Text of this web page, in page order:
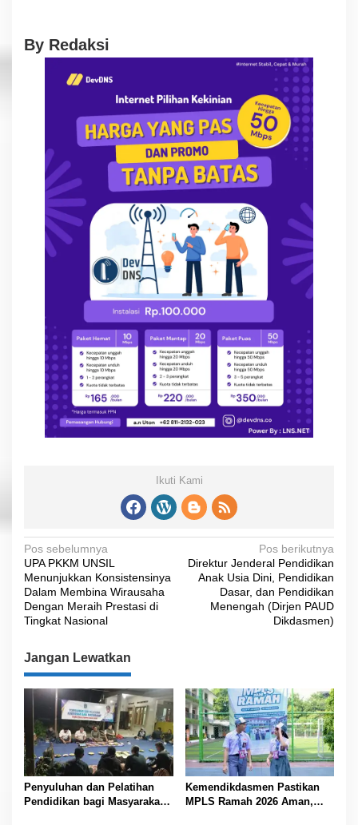
By Redaksi
Ikuti Kami
N
a
v
i
a
s
i
p
o
s
Pos sebelumnya
UPA PKKM UNSIL
Menunjukkan Konsistensinya
Dalam Membina Wirausaha
Dengan Meraih Prestasi di
Tingkat Nasional
Pos berikutnya
Direktur Jenderal Pendidikan
Anak Usia Dini, Pendidikan
Dasar, dan Pendidikan
Menengah (Dirjen PAUD
Dikdasmen)
Jangan Lewatkan
Penyuluhan dan Pelatihan
Pendidikan bagi Masyarakat
Kemendikdasmen Pastikan
MPLS Ramah 2026 Aman,